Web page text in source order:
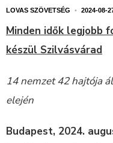
LOVAS SZÖVETSÉG • 2024-08-
Minden idők legjobb
készül Szilvásvárad
14 nemzet 42 hajtója
elején
Budapest, 2024.